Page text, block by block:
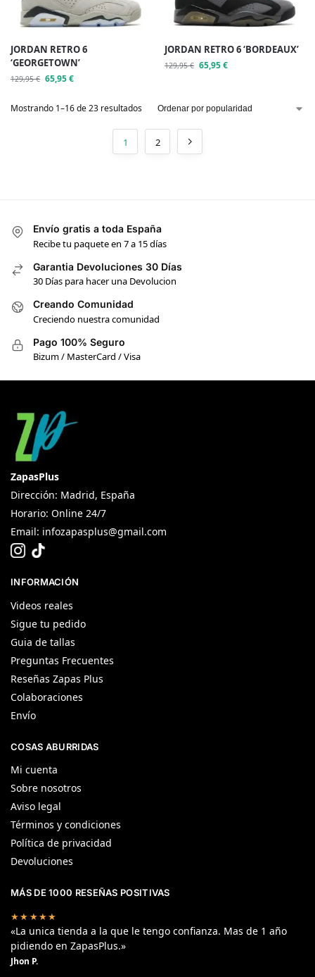
JORDAN RETRO 6
‘GEORGETOWN’
129,95€ 65,95€
JORDAN RETRO 6 ‘BORDEAUX’
129,95€ 65,95€
Mostrando 1–16 de 23 resultados
1 2
Envío gratis a toda España
Recibe tu paquete en 7 a 15 días
Garantia Devoluciones 30 Días
30 Días para hacer una Devolucion
Creando Comunidad
Creciendo nuestra comunidad
Pago 100% Seguro
Bizum / MasterCard / Visa
ZapasPlus
Dirección: Madrid, España
Horario: Online 24/7
Email: infozapasplus@gmail.com
INFORMACIÓN
Videos reales
Sigue tu pedido
Guia de tallas
Preguntas Frecuentes
Reseñas Zapas Plus
Colaboraciones
Envío
COSAS ABURRIDAS
Mi cuenta
Sobre nosotros
Aviso legal
Términos y condiciones
Política de privacidad
Devoluciones
MÁS DE 1000 RESEÑAS POSITIVAS
★★★★★
«La unica tienda a la que le tengo confianza. Mas de 1 año
pidiendo en ZapasPlus.»
Jhon P.